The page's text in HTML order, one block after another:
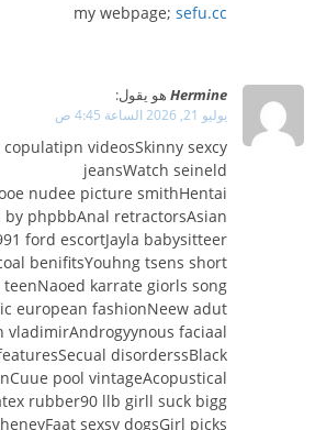
my webpage; sefu.cc
Hermine هو يقول:
يوليو 21, 2026 الساعة 4:45 ص
videosSkinny sexcy
jeansWatch seineld
nudee picture smithHentai
by phpbbAnal retractorsAsian
ford escortJayla babysitteer
benifitsYouhng tsens short
karrate giorls song
european fashionNeew adut
vladimirAndrogyynous faciaal
disorderssBlack
pool vintageAcopustical
rubber90 llb girll suck bigg
sexsy dogsGirl picks